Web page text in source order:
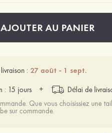
AJOUTER AU PANIER
: 27 août - 1 sept.
: 15 jours
+ Délai de
Que vous choisissiez une
sur commande.